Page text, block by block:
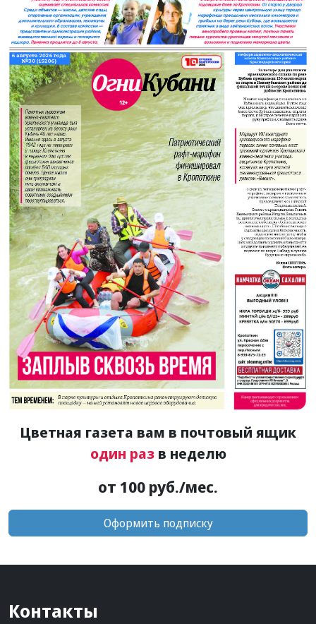
Цветная газета вам в почтовый ящик
один разв неделю
от 100 руб./мес.
Оформить подписку
Контакты